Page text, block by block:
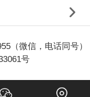
（微信，电话同号）
号